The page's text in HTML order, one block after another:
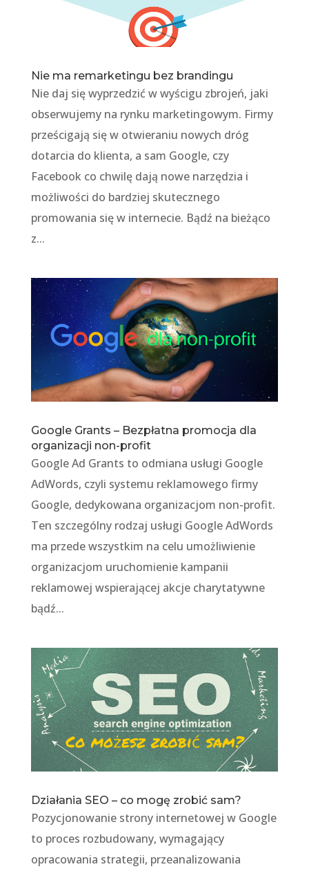
Nie ma remarketingu bez brandingu
Nie daj się wyprzedzić w wyścigu zbrojeń, jaki
obserwujemy na rynku marketingowym. Firmy
prześcigają się w otwieraniu nowych dróg
dotarcia do klienta, a sam Google, czy
Facebook co chwilę dają nowe narzędzia i
możliwości do bardziej skutecznego
promowania się w internecie. Bądź na bieżąco
z...
Google Grants – Bezpłatna promocja dla
organizacji non-profit
Google Ad Grants to odmiana usługi Google
AdWords, czyli systemu reklamowego firmy
Google, dedykowana organizacjom non-profit.
Ten szczególny rodzaj usługi Google AdWords
ma przede wszystkim na celu umożliwienie
organizacjom uruchomienie kampanii
reklamowej wspierającej akcje charytatywne
bądź...
Działania SEO – co mogę zrobić sam?
Pozycjonowanie strony internetowej w Google
to proces rozbudowany, wymagający
opracowania strategii, przeanalizowania